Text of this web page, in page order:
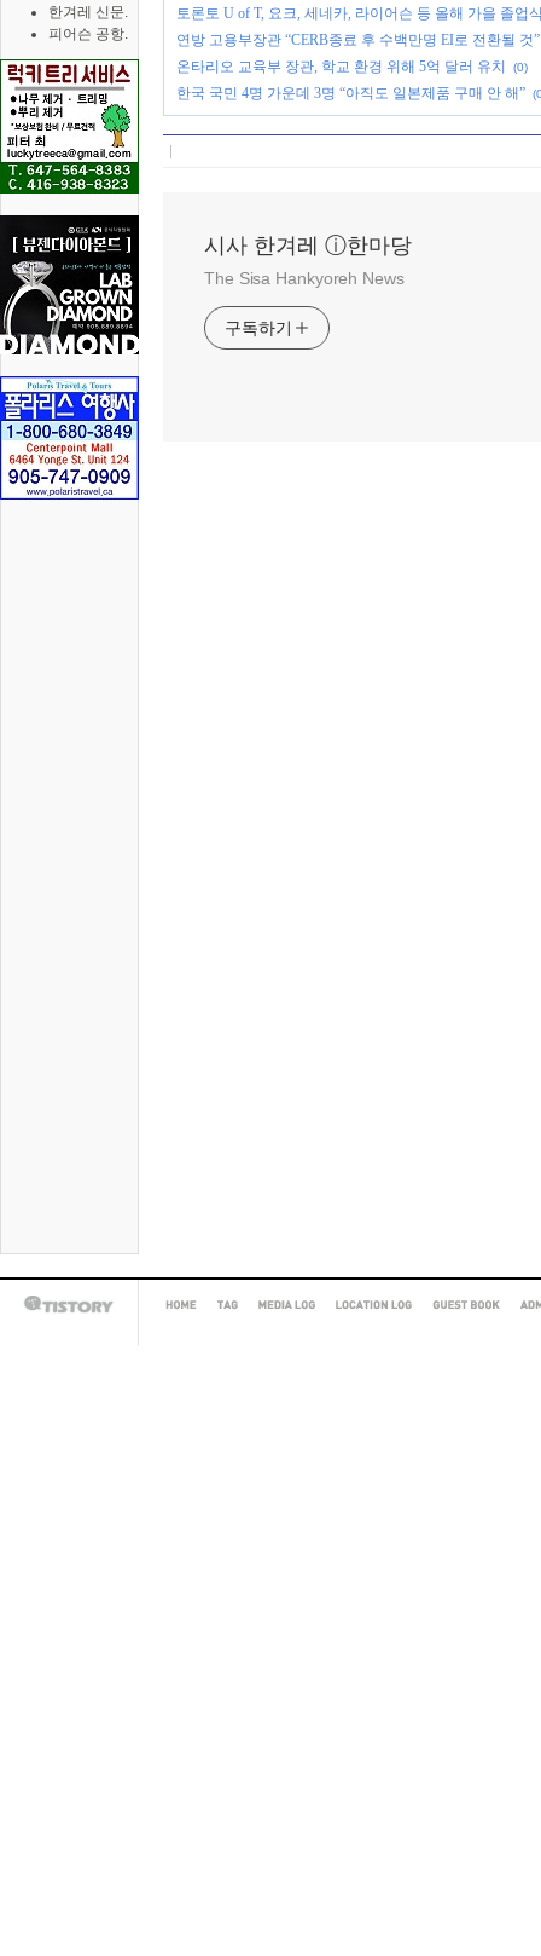
한겨레 신문.
피어슨 공항.
토론토 U of T, 요크, 세네카, 라이어슨 등 올해 가을 졸업
연방 고용부장관 “CERB종료 후 수백만명 EI로 전환될 것”
온타리오 교육부 장관, 학교 환경 위해 5억 달러 유치
(0)
한국 국민 4명 가운데 3명 “아직도 일본제품 구매 안 해”
시사 한겨레 ⓘ한마당
The Sisa Hankyoreh News
구독하기